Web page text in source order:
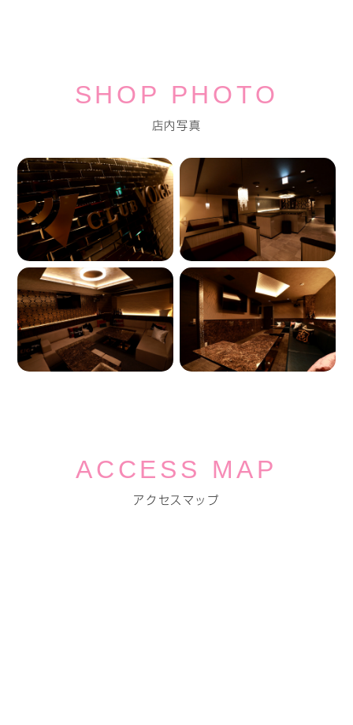
SHOP PHOTO
店内写真
ACCESS MAP
アクセスマップ